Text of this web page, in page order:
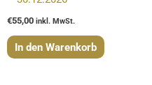
€55,00 inkl. MwSt.
In den Warenkorb